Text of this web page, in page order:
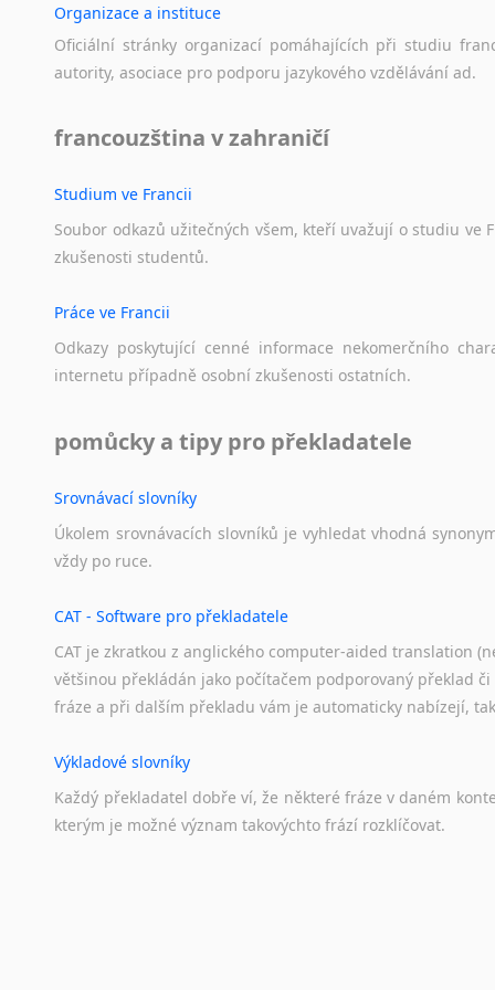
Organizace a instituce
Oficiální stránky organizací pomáhajících při studiu
autority, asociace pro podporu jazykového vzdělávání ad.
francouzština v zahraničí
Studium ve Francii
Soubor odkazů užitečných všem, kteří uvažují o studiu ve
zkušenosti studentů.
Práce ve Francii
Odkazy poskytující cenné informace nekomerčního
internetu případně osobní zkušenosti ostatních.
pomůcky a tipy pro překladatele
Srovnávací slovníky
Úkolem srovnávacích slovníků je vyhledat vhodná
vždy po ruce.
CAT - Software pro překladatele
CAT je zkratkou z anglického computer-aided translation
většinou překládán jako počítačem podporovaný překlad
fráze a při dalším překladu vám je automaticky nabízejí,
Výkladové slovníky
Každý překladatel dobře ví, že některé fráze v daném
kterým je možné význam takovýchto frází rozklíčovat.